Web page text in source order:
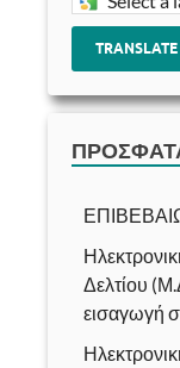
TRANSLATE
Δελτίου
εισαγωγή